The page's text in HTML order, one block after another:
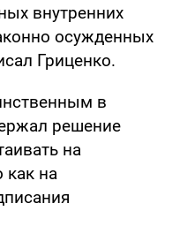
внутренних
осужденных
Гриценко.
в
решение
на
на